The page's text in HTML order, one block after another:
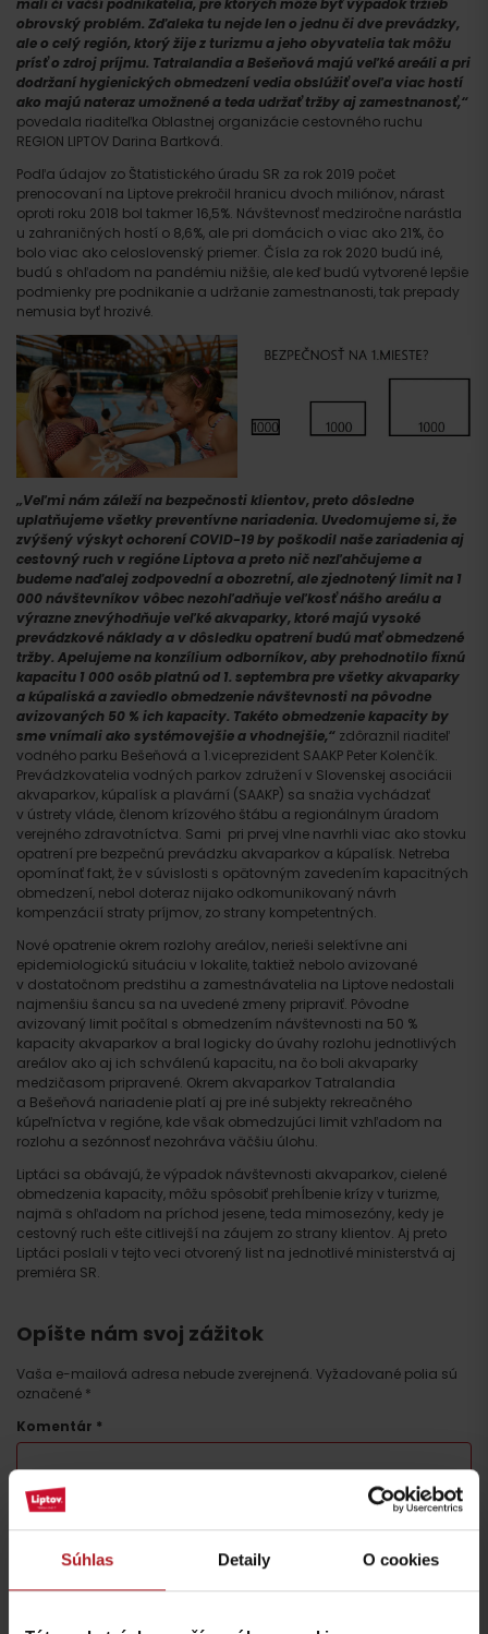
Súhlas Detaily O cookies
malí či väčší podnikatelia, pre ktorých môže byť výpadok tržieb
obrovský problém. Zďaleka tu nejde len o jednu či dve prevádzky,
ale o celý región, ktorý žije z turizmu a jeho obyvatelia tak môžu
prísť o zdroj príjmu. Tatralandia a Bešeňová majú veľké areáli a pri
dodržaní hygienických obmedzení vedia obslúžiť oveľa viac hostí
ako majú nateraz umožnené a teda udržať tržby aj zamestnanosť,“
povedala riaditeľka Oblastnej organizácie cestovného ruchu
REGION LIPTOV Darina Bartková.
Podľa údajov zo Štatistického úradu SR za rok 2019 počet
prenocovaní na Liptove prekročil hranicu dvoch miliónov, nárast
oproti roku 2018 bol takmer 16,5%. Návštevnosť medziročne narástla
u zahraničných hostí o 8,6%, ale pri domácich o viac ako 21%, čo
bolo viac ako celoslovenský priemer. Čísla za rok 2020 budú iné,
budú s ohľadom na pandémiu nižšie, ale keď budú vytvorené lepšie
podmienky pre podnikanie a udržanie zamestnanosti, tak prepady
nemusia byť hrozivé.
„Veľmi nám záleží na bezpečnosti klientov, preto dôsledne
uplatňujeme všetky preventívne nariadenia. Uvedomujeme si, že
zvýšený výskyt ochorení COVID-19 by poškodil naše zariadenia aj
cestovný ruch v regióne Liptova a preto nič nezľahčujeme a
budeme naďalej zodpovední a obozretní, ale zjednotený limit na 1
000 návštevníkov vôbec nezohľadňuje veľkosť nášho areálu a
výrazne znevýhodňuje veľké akvaparky, ktoré majú vysoké
prevádzkové náklady a v dôsledku opatrení budú mať obmedzené
tržby. Apelujeme na konzílium odborníkov, aby prehodnotilo fixnú
kapacitu 1 000 osôb platnú od 1. septembra pre všetky akvaparky
a kúpaliská a zaviedlo obmedzenie návštevnosti na pôvodne
avizovaných 50 % ich kapacity. Takéto obmedzenie kapacity by
sme vnímali ako systémovejšie a vhodnejšie,“ zdôraznil riaditeľ
vodného parku Bešeňová a 1.viceprezident SAAKP Peter Kolenčík.
Prevádzkovatelia vodných parkov združení v Slovenskej asociácii
akvaparkov, kúpalísk a plavární (SAAKP) sa snažia vychádzať
v ústrety vláde, členom krízového štábu a regionálnym úradom
verejného zdravotníctva. Sami pri prvej vlne navrhli viac ako stovku
opatrení pre bezpečnú prevádzku akvaparkov a kúpalísk. Netreba
opomínať fakt, že v súvislosti s opätovným zavedením kapacitných
obmedzení, nebol doteraz nijako odkomunikovaný návrh
kompenzácií straty príjmov, zo strany kompetentných.
Nové opatrenie okrem rozlohy areálov, nerieši selektívne ani
epidemiologickú situáciu v lokalite, taktiež nebolo avizované
v dostatočnom predstihu a zamestnávatelia na Liptove nedostali
najmenšiu šancu sa na uvedené zmeny pripraviť. Pôvodne
avizovaný limit počítal s obmedzením návštevnosti na 50 %
kapacity akvaparkov a bral logicky do úvahy rozlohu jednotlivých
areálov ako aj ich schválenú kapacitu, na čo boli akvaparky
medzičasom pripravené. Okrem akvaparkov Tatralandia
a Bešeňová nariadenie platí aj pre iné subjekty rekreačného
kúpeľníctva v regióne, kde však obmedzujúci limit vzhľadom na
rozlohu a sezónnosť nezohráva väčšiu úlohu.
Liptáci sa obávajú, že výpadok návštevnosti akvaparkov, cielené
obmedzenia kapacity, môžu spôsobiť prehĺbenie krízy v turizme,
najmä s ohľadom na príchod jesene, teda mimosezóny, kedy je
cestovný ruch ešte citlivejší na záujem zo strany klientov. Aj preto
Liptáci poslali v tejto veci otvorený list na jednotlivé ministerstvá aj
premiéra SR.
Opíšte nám svoj zážitok
Vaša e-mailová adresa nebude zverejnená. Vyžadované polia sú
označené *
Komentár *
Meno*
Príchod